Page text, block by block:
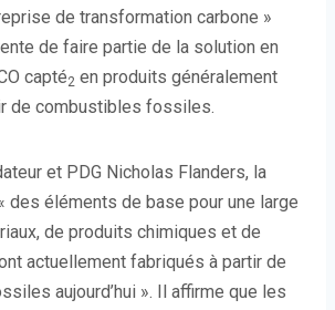
de transformation carbone »
de faire partie de la solution en
capté2 en produits généralement
de combustibles fossiles.
et PDG Nicholas Flanders, la
des éléments de base pour une large
de produits chimiques et de
actuellement fabriqués à partir de
aujourd’hui ». Il affirme que les